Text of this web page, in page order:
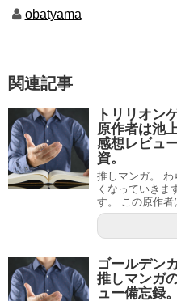
obatyama
関連記事
トリリオン
原作者は池
感想レビュ
資。
推しマンガ。 わ
くなっていきま
す。 この原作者
ゴールデン
推しマンガ
ュー備忘録